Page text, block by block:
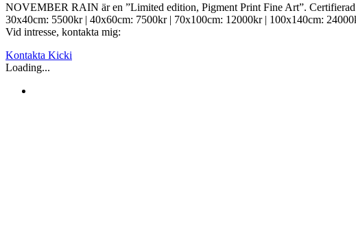
NOVEMBER RAIN är en ”Limited edition, Pigment Print Fine Art”.
30x40cm: 5500kr | 40x60cm: 7500kr | 70x100cm: 12000kr | 100x140cm:
Vid intresse, kontakta mig:
Kontakta Kicki
Loading...